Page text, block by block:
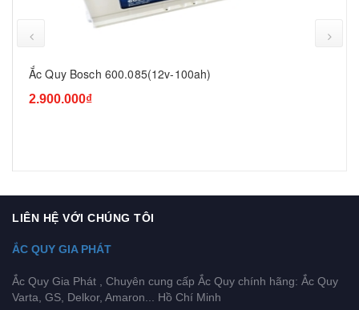
Ắc Quy Bosch 600.085(12v-100ah)
2.900.000₫
LIÊN HỆ VỚI CHÚNG TÔI
ẮC QUY GIA PHÁT
Ắc Quy Gia Phát , Chuyên cung cấp Ắc Quy chính hãng: Ắc Quy
Varta, GS, Delkor, Amaron... Hồ Chí Minh